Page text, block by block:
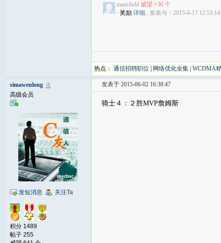
mansfield 威望 +30 个
· 奖励 详细.. 发表与：2015-6-17 12:53:14
热点： 通信招聘职位 网络优化全集 WCDMA
simawenlong
高级会员
发短消息 关注Ta
积分 1489
帖子 255
发表于 2015-06-02 16:38:47
骑士４：２胜MVP詹姆斯